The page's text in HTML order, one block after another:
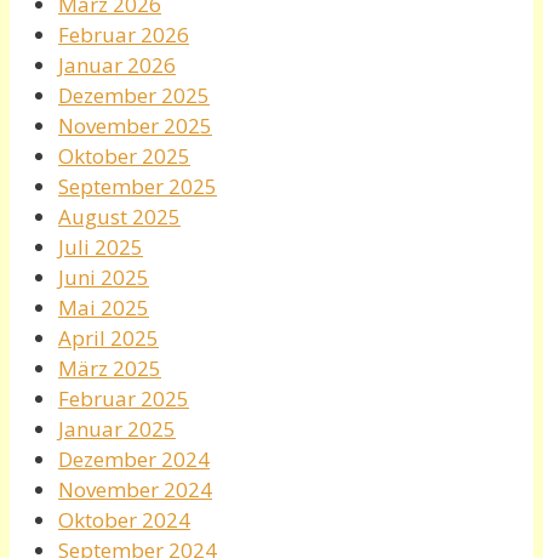
Februar 2026
Januar 2026
Dezember 2025
November 2025
Oktober 2025
September 2025
August 2025
Juli 2025
Juni 2025
Mai 2025
April 2025
März 2025
Februar 2025
Januar 2025
Dezember 2024
November 2024
Oktober 2024
September 2024